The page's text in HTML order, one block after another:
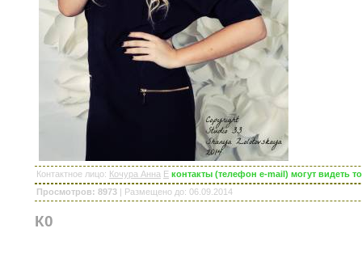
Контактное лицо: Кочура Анна E контакты (телефон e-mail) могут видеть
Просмотров: 8973 | Размещено до: 06.09.2014
К0